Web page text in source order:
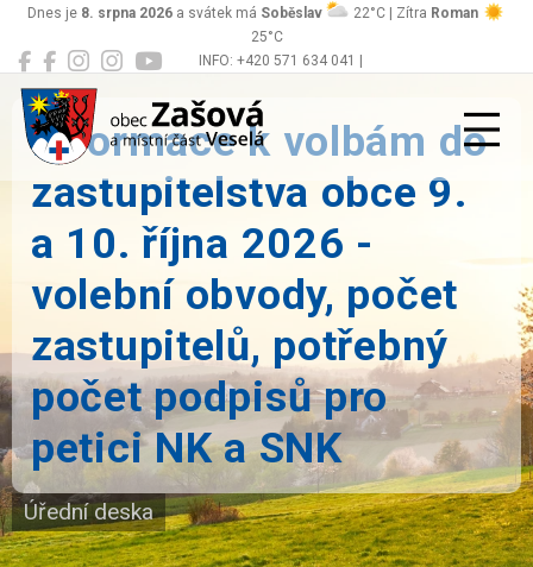
INFO: +420 571 634 041 |
Dnes je 8. srpna 2026 a svátek má Soběslav 22°C | Zítra Roman
25°C
Zašová
Informace k volbám do
zastupitelstva obce 9.
a 10. října 2026 -
volební obvody, počet
zastupitelů, potřebný
počet podpisů pro
petici NK a SNK
Úřední deska